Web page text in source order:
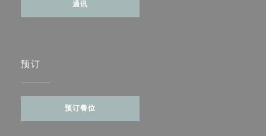
通讯
预订
预订餐位